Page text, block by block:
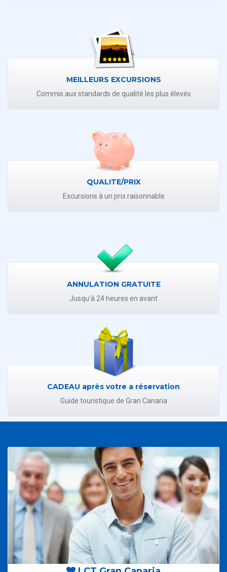
MEILLEURS EXCURSIONS
Commis aux standards de qualité les plus élevés
QUALITE/PRIX
Excursions à un prix raisonnable
ANNULATION GRATUITE
Jusqu'à 24 heures en avant
CADEAU après votre a réservation
Guide touristique de Gran Canaria